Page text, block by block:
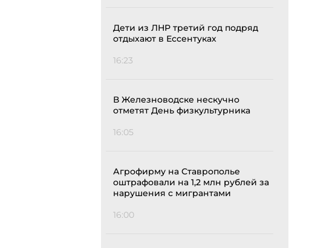
Дети из ЛНР третий год подряд
отдыхают в Ессентуках
16:23
В Железноводске нескучно
отметят День физкультурника
16:05
Агрофирму на Ставрополье
оштрафовали на 1,2 млн рублей за
нарушения с мигрантами
16:00